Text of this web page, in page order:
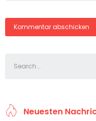
Neuesten